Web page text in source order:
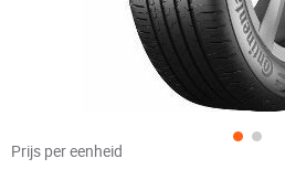
Prijs per eenheid